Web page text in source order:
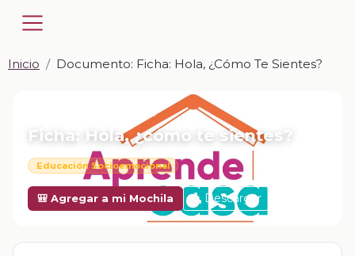
Inicio Documento: Ficha: Hola, ¿cómo Te Sientes?
📎 DOCUMENTO · DOCX
Ficha: Hola, ¿cómo te sientes?
Educación Socioemocional
🎒 Agregar a mi Mochila Descargar